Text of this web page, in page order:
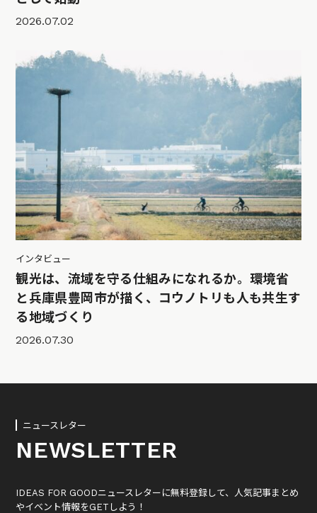
2026.07.02
インタビュー
観光は、流域を守る仕組みになれるか。環境省
と兵庫県豊岡市が描く、コウノトリも人も共生す
る地域づくり
2026.07.30
ニュースレター
NEWSLETTER
IDEAS FOR GOODニュースレターに無料登録して、人気記事まとめ
やイベント情報をGETしよう！